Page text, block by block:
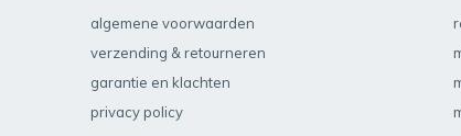
algemene voorwaarden
verzending & retourneren
garantie en klachten
privacy policy